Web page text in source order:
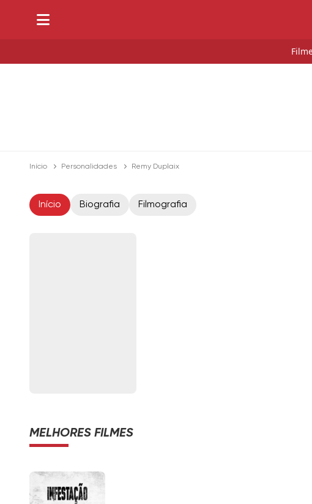
Início Personalidades Remy Duplaix
Início Biografia Filmografia
MELHORES FILMES